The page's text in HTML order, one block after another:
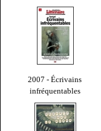
2007 - Écrivains
infréquentables